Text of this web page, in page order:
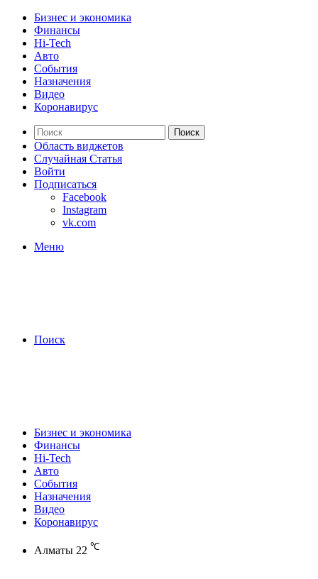
Бизнес и экономика
Финансы
Hi-Tech
Авто
События
Назначения
Видео
Коронавирус
Поиск
Область виджетов
Случайная Статья
Войти
Подписаться
Facebook
Instagram
vk.com
Меню
Поиск
Бизнес и экономика
Финансы
Hi-Tech
Авто
События
Назначения
Видео
Коронавирус
Алматы 22 ℃